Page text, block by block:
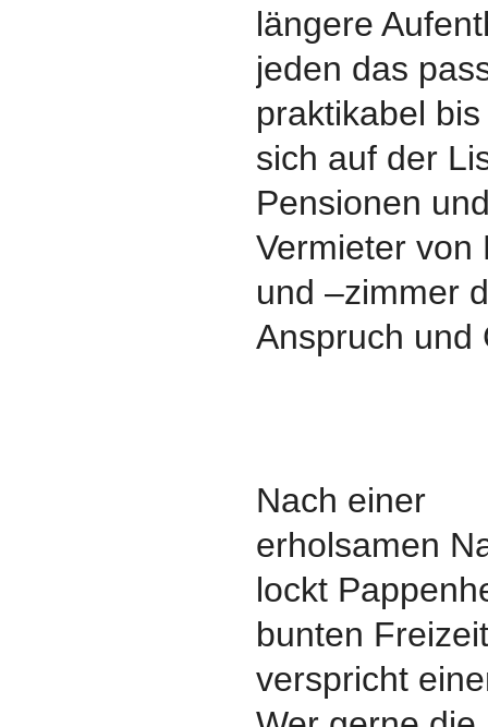
längere
jeden das
praktikabel
sich auf der
Pensionen
Vermieter von
und –zimmer
Anspruch und
Nach einer
erholsamen
lockt
bunten
verspricht